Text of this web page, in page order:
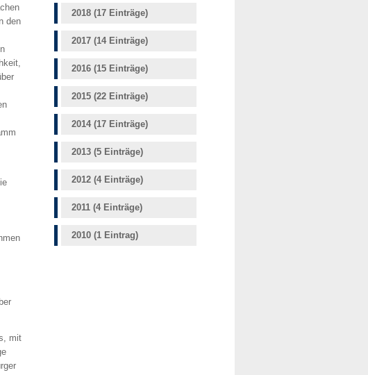
den
mit
2018 (17 Einträge)
2017 (14 Einträge)
2016 (15 Einträge)
2015 (22 Einträge)
2014 (17 Einträge)
2013 (5 Einträge)
2012 (4 Einträge)
2011 (4 Einträge)
2010 (1 Eintrag)